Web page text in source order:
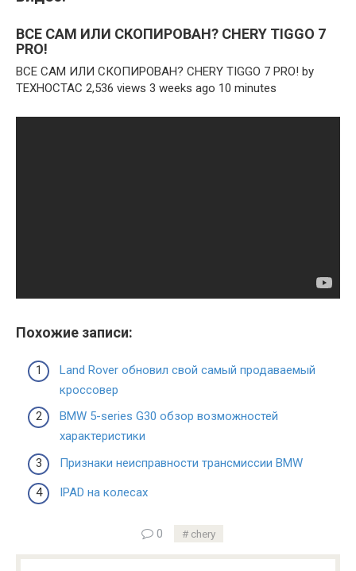
ВСЕ САМ ИЛИ СКОПИРОВАН? CHERY TIGGO 7
PRO!
ВСЕ САМ ИЛИ СКОПИРОВАН? CHERY TIGGO 7 PRO! by
ТЕХНОСТАС 2,536 views 3 weeks ago 10 minutes
Похожие записи:
Land Rover обновил свой самый продаваемый
кроссовер
BMW 5-series G30 обзор возможностей
характеристики
Признаки неисправности трансмиссии BMW
IPAD на колесах
0 chery